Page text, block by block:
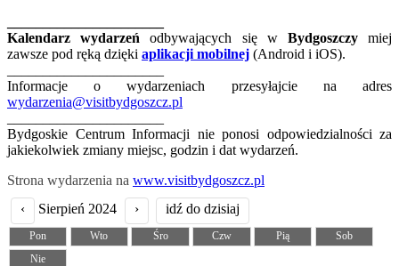
Kalendarz wydarzeń odbywających się w Bydgoszczymiej
zawsze pod ręką dzięki aplikacji mobilnej (Android i iOS).
Informacje o wydarzeniach przesyłajcie na adres
wydarzenia@visitbydgoszcz.pl
Bydgoskie Centrum Informacji nie ponosi odpowiedzialności za
jakiekolwiek zmiany miejsc, godzin i dat wydarzeń.
Strona wydarzenia na www.visitbydgoszcz.pl
‹
Sierpień 2024 › idź do dzisiaj
Pon Wto Śro Czw Pią
Sob
Nie